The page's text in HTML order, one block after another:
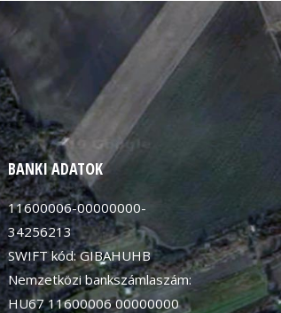
BANKI ADATOK
11600006-00000000-
34256213
SWIFT kód: GIBAHUHB
Nemzetközi bankszámlaszám:
HU67 11600006 00000000